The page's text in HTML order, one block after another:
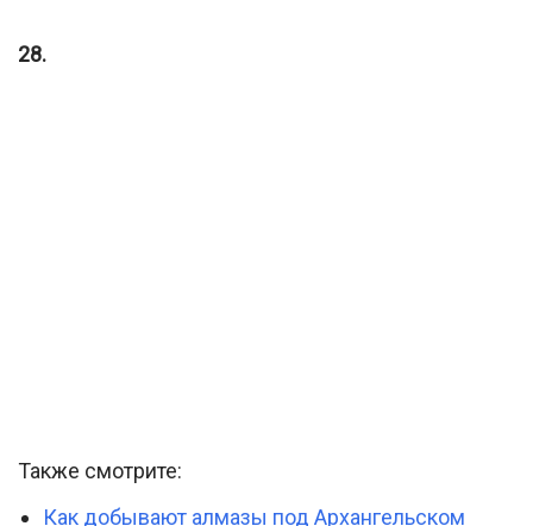
28.
Также смотрите:
Как добывают алмазы под Архангельском